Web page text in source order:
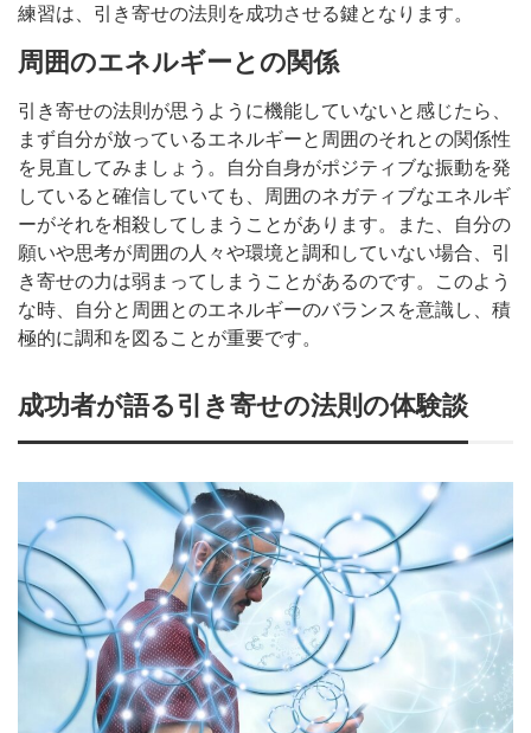
練習は、引き寄せの法則を成功させる鍵となります。
周囲のエネルギーとの関係
引き寄せの法則が思うように機能していないと感じたら、
まず自分が放っているエネルギーと周囲のそれとの関係性
を見直してみましょう。自分自身がポジティブな振動を発
していると確信していても、周囲のネガティブなエネルギ
ーがそれを相殺してしまうことがあります。また、自分の
願いや思考が周囲の人々や環境と調和していない場合、引
き寄せの力は弱まってしまうことがあるのです。このよう
な時、自分と周囲とのエネルギーのバランスを意識し、積
極的に調和を図ることが重要です。
成功者が語る引き寄せの法則の体験談